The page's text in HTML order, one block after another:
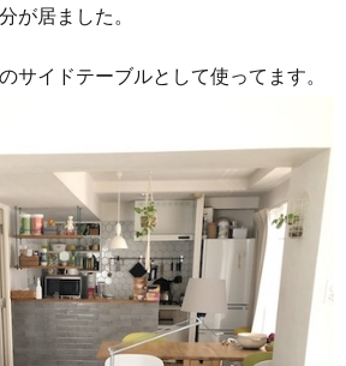
が居ました。
サイドテーブルとして使ってます。